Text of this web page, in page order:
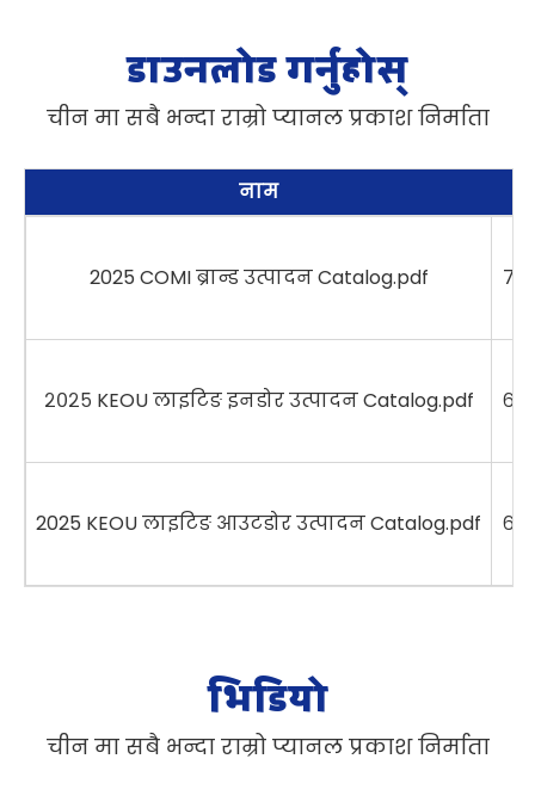
डाउनलोड गर्नुहोस्
चीन मा सबै भन्दा राम्रो प्यानल प्रकाश निर्माता
नाम
2025 COMI ब्रान्ड उत्पादन Catalog.pdf
२०२५ KEOU लाइटिङ इनडोर उत्पादन Catalog.pdf
2025 KEOU लाइटिङ आउटडोर उत्पादन Catalog.pdf
भिडियो
चीन मा सबै भन्दा राम्रो प्यानल प्रकाश निर्माता